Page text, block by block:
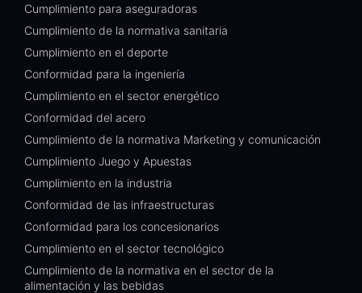
Cumplimiento para aseguradoras
Cumplimiento de la normativa sanitaria
Cumplimiento en el deporte
Conformidad para la ingeniería
Cumplimiento en el sector energético
Conformidad del acero
Cumplimiento de la normativa Marketing y comunicación
Cumplimiento Juego y Apuestas
Cumplimiento en la industria
Conformidad de las infraestructuras
Conformidad para los concesionarios
Cumplimiento en el sector tecnológico
Cumplimiento de la normativa en el sector de la
alimentación y las bebidas